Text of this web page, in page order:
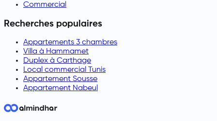
Commercial
Recherches populaires
Appartements 3 chambres
Villa à Hammamet
Duplex à Carthage
Local commercial Tunis
Appartement Sousse
Appartement Nabeul